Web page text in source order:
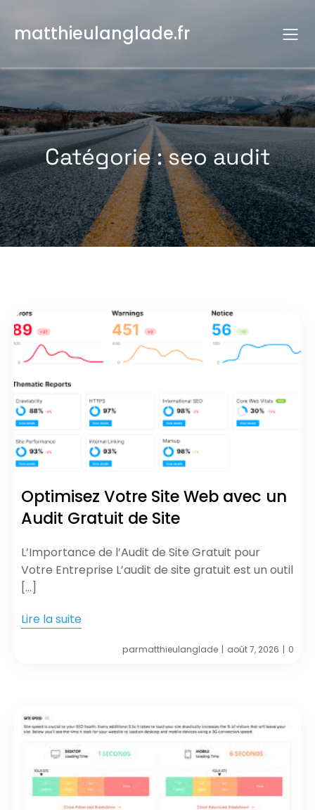
contenu
matthieulanglade.fr
Catégorie :seo audit
Optimisez Votre Site Web avec un
Audit Gratuit de Site
L’Importance de l’Audit de Site Gratuit pour
Votre Entreprise L’audit de site gratuit est un outil
[…]
Lire la suite
parmatthieulanglade | août 7, 2026 | 0